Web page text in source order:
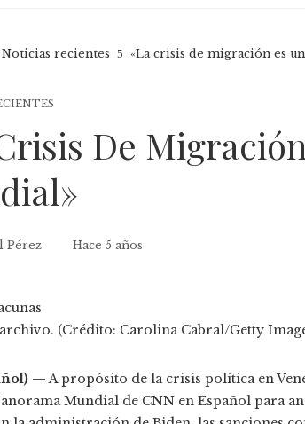
Noticias recientes «La crisis de migración es
De
Pérez Hace 5 años
(Crédito: Carolina Cabral/Getty
— A propósito de la crisis política en
Mundial de CNN en Español para